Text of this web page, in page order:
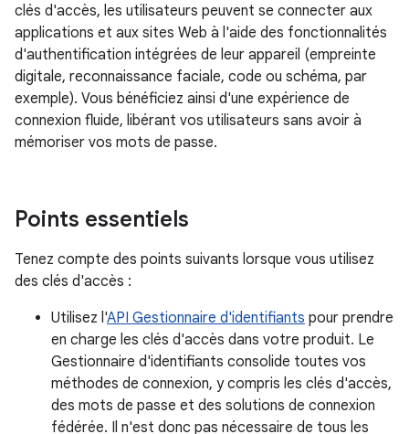
clés d'accès, les utilisateurs peuvent se connecter aux
applications et aux sites Web à l'aide des fonctionnalités
d'authentification intégrées de leur appareil (empreinte
digitale, reconnaissance faciale, code ou schéma, par
exemple). Vous bénéficiez ainsi d'une expérience de
connexion fluide, libérant vos utilisateurs sans avoir à
mémoriser vos mots de passe.
Points essentiels
Tenez compte des points suivants lorsque vous utilisez
des clés d'accès :
Utilisez l'API Gestionnaire d'identifiants pour prendre
en charge les clés d'accès dans votre produit. Le
Gestionnaire d'identifiants consolide toutes vos
méthodes de connexion, y compris les clés d'accès,
des mots de passe et des solutions de connexion
fédérée. Il n'est donc pas nécessaire de tous les